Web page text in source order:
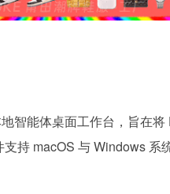
智能体桌面工作台，旨在
持 macOS 与 Windows